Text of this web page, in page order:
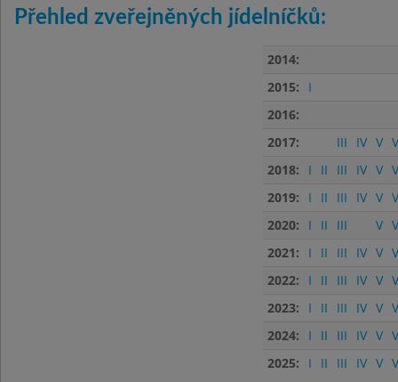
Přehled zveřejněných jídelníčků:
2014:
2015:
I
2016:
2017:
III IV V
2018:
I II III IV V
2019:
I II III IV V
2020:
I II III V
2021:
I II III IV V
2022:
I II III IV V
2023:
I II III IV V
2024:
I II III IV V
2025:
I II III IV V